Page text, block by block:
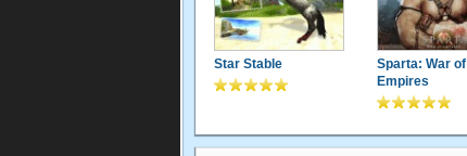
Star Stable
Sparta: War of
Empires